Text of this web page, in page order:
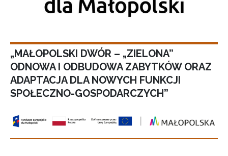
„MAŁOPOLSKI DWÓR – „ZIELONA”
ODNOWA I ODBUDOWA ZABYTKÓW ORAZ
ADAPTACJA DLA NOWYCH FUNKCJI
SPOŁECZNO-GOSPODARCZYCH”